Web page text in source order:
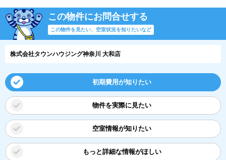
この物件にお問合せする
この物件を見たい、空室状況を知りたいなど
株式会社タウンハウジング神奈川 大和店
初期費用が知りたい
物件を実際に見たい
空室情報が知りたい
もっと詳細な情報がほしい